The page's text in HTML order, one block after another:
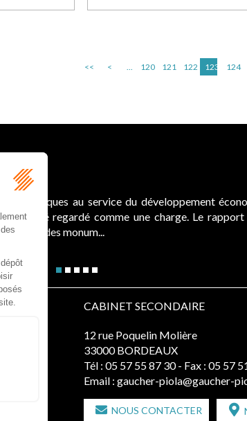
<< < ... 120 121 122 123 124
historiques au service du développement
été regardé comme une charge. Le
gestion des monum...
CABINET SECONDAIRE
12 rue Poquelin Molière
33000 BORDEAUX
Tél : 05 57 55 87 30 - Fax : 05 57
Email : gaucher-piola@gaucher-
NOUS CONTACTER